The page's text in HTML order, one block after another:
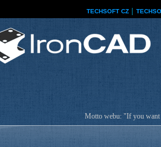
TECHSOFT CZ
Motto webu: "If you want